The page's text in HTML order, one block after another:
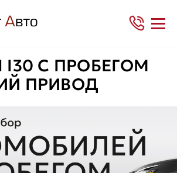
I30 С ПРОБЕГОМ
ПРИВОД